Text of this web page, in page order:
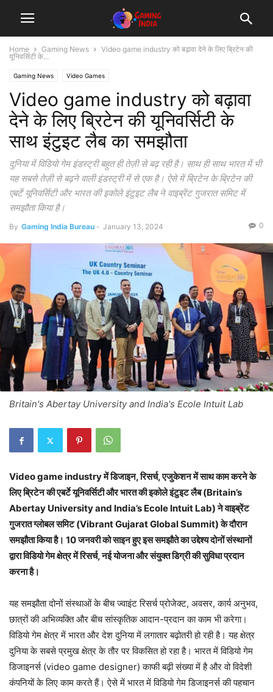
Home Gaming News
Video game industry को बढ़ावा देने के लिए ब्रिटेन की
यूनिवर्सिटी के...
Gaming News Video Games
Video game industry को बढ़ावा
देने के लिए ब्रिटेन की यूनिवर्सिटी के
साथ इंटुइट लैब का समझौता
दुनिया में विडियो गेम इंडस्ट्री बहुत ही तेज़ी से बढ़ रही है। साथ ही साथ भारत में भी
यह सबसे तेज़ी से बढ़ने वाली इंडस्ट्री में से एक है। ऐसे में ब्रिटेन के ब्रिटेन की
एबर्टे यूनिवर्सिटी और भारत की इकोले इंटुइट लैब ने वाइब्रेंट गुजरात समिट में
समझौता किया है।
By Gaming India Bureau - January 13, 2024 0
Britain's Abertay University and India's Ecole Intuit Lab
Video game industry में डिजाइन, रिसर्च, एजुकेशन में साथ काम करने के
लिए ब्रिटेन की एबर्टे यूनिवर्सिटी और भारत की इकोले इंटुइट लैब (Britain’s
Abertay University and India’s Ecole Intuit Lab) ने वाइब्रेंट
गुजरात ग्लोबल समिट (Vibrant Gujarat Global Summit) के दौरान
समझौता किया है। 10 जनवरी को साइन हुए इस समझौते का उद्देश्य दोनों संस्थानों
द्वारा विडियो गेम क्षेत्र में रिसर्च, नई योजना और संयुक्त डिग्री की सुविधा प्रदान
करना है।
यह समझौता दोनों संस्थाओं के बीच ज्वाइंट रिसर्च प्रोजेक्ट, अवसर, कार्य अनुभव,
छात्रों की अभिव्यक्ति और बीच सांस्कृतिक आदान-प्रदान का काम भी करेगा।
विडियो गेम क्षेत्र में भारत और देश दुनिया में लगातार बढ़ोतरी हो रही है। यह क्षेत्र
दुनिया के सबसे प्रमुख क्षेत्र के तौर पर विकसित हो रहा है। भारत में विडियो गेम
डिजाइनर्स (video game designer) काफी बढ़ी संख्या में है और वो विदेशी
कंपनियों के लिए काम करते हैं। ऐसे में भारत में विडियो गेम डिजाइनर्स की पहचान